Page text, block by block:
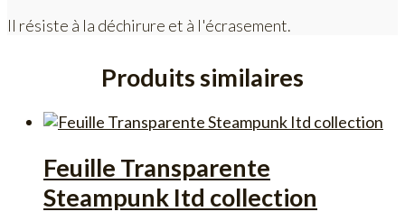
Il résiste à la déchirure et à l'écrasement.
Produits similaires
Feuille Transparente
Steampunk Itd collection